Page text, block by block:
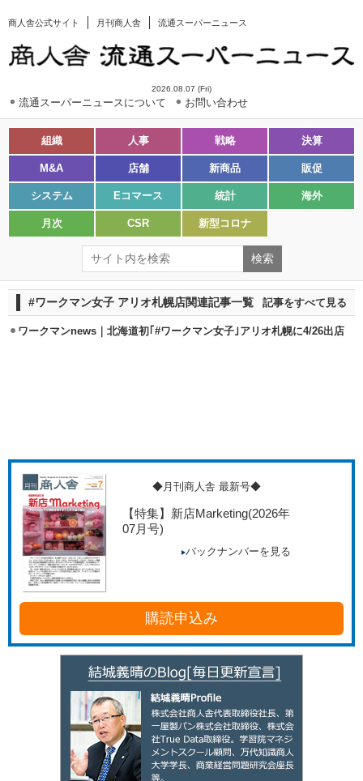
商人舎公式サイト 月刊商人舎 流通スーパーニュース
2026.08.07 (Fri)
流通スーパーニュースについて お問い合わせ
組織 人事 戦略 決算
M&A 店舗 新商品 販促
システム Eコマース 統計 海外
月次 CSR 新型コロナ
#ワークマン女子 アリオ札幌店関連記事一覧 記事をすべて見る
ワークマンnews｜北海道初｢#ワークマン女子｣アリオ札幌に4/26出店
◆月刊商人舎 最新号◆
【特集】新店Marketing(2026年
07月号)
バックナンバーを見る
購読申込み